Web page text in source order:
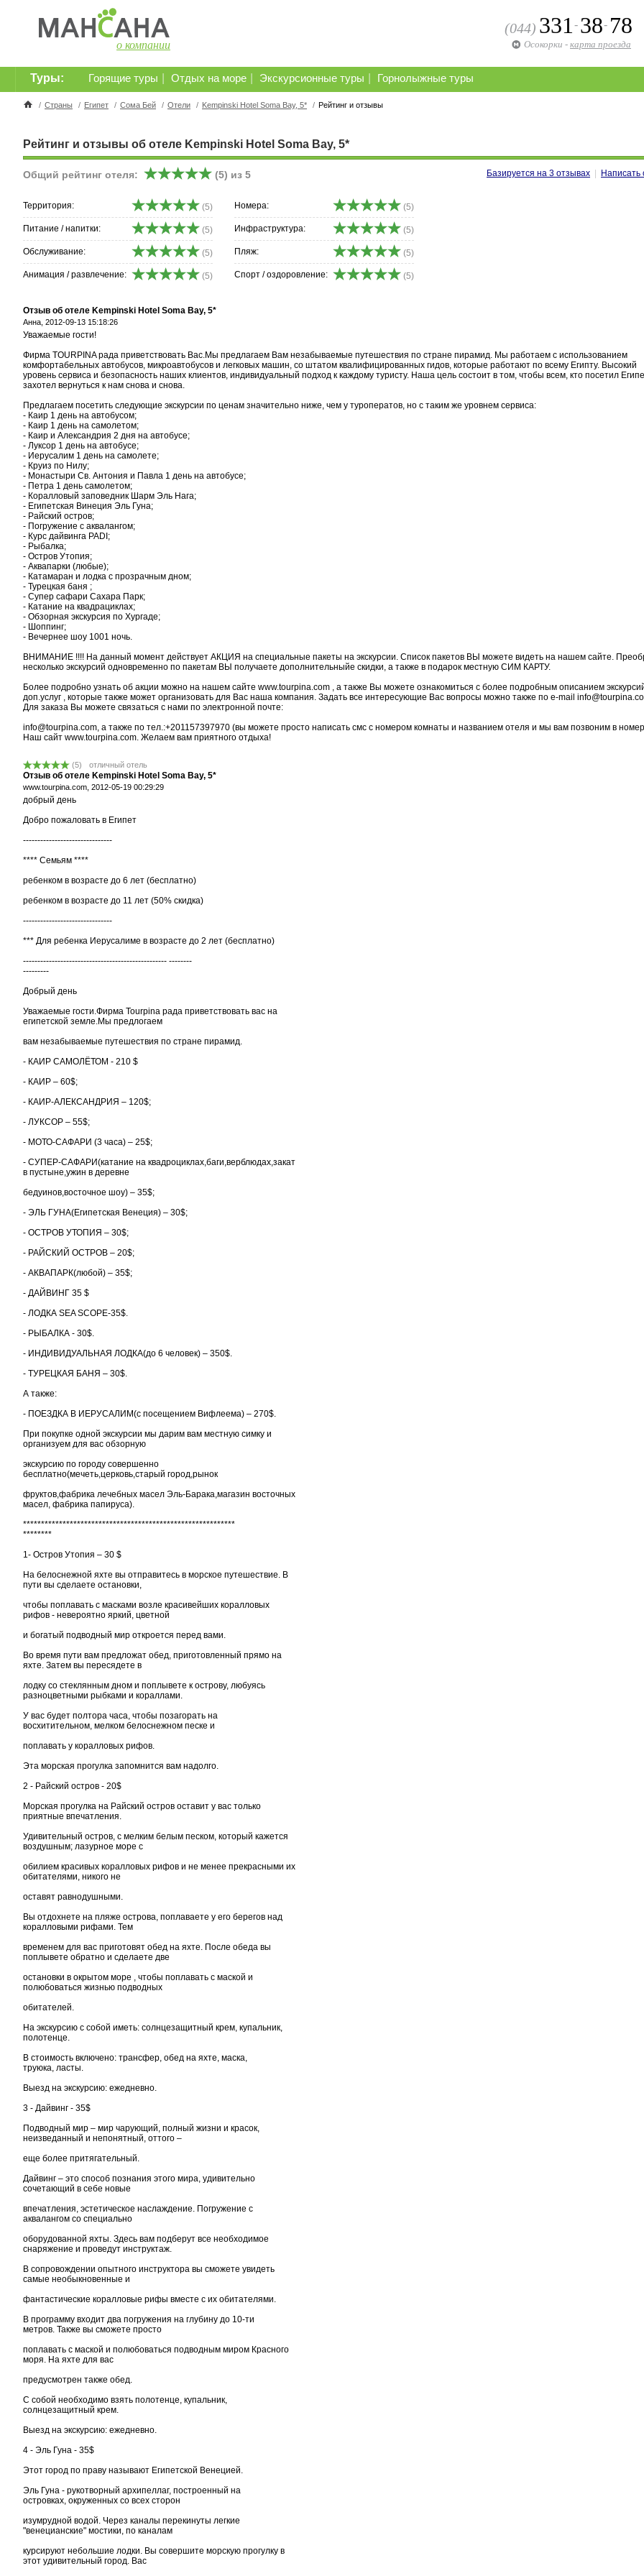
о компании
(044) 331 - 38- 78
Осокорки - карта проезда
Горящие туры Отдых на море Экскурсионные туры Горнолыжные туры
Туры:
/ Страны / Египет / Сома Бей / Отели / Kempinski Hotel Soma Bay, 5* / Рейтинг и отзывы
Рейтинг и отзывы об отеле Kempinski Hotel Soma Bay, 5*
Общий рейтинг отеля: (5) из 5 Базируется на 3 отзывах Написать
Территория: (5) Номера: (5)
Питание / напитки: (5) Инфраструктура: (5)
Обслуживание: (5) Пляж: (5)
Анимация / развлечение: (5) Спорт / оздоровление: (5)
Отзыв об отеле Kempinski Hotel Soma Bay, 5*
Анна, 2012-09-13 15:18:26
Уважаемые гости!
Фирма TOURPINA рада приветствовать Вас.Мы предлагаем Вам незабываемые путешествия по стране пирамид. Мы работаем с использованием
комфортабельных автобусов, микроавтобусов и легковых машин, со штатом квалифицированных гидов, которые работают по всему Египту. Высокий
уровень сервиса и безопасность наших клиентов, индивидуальный подход к каждому туристу. Наша цель состоит в том, чтобы всем, кто посетил
захотел вернуться к нам снова и снова.
Предлагаем посетить следующие экскурсии по ценам значительно ниже, чем у туроператов, но с таким же уровнем сервиса:
- Каир 1 день на автобусом;
- Каир 1 день на самолетом;
- Каир и Александрия 2 дня на автобусе;
- Луксор 1 день на автобусе;
- Иерусалим 1 день на самолете;
- Круиз по Нилу;
- Монастыри Св. Антония и Павла 1 день на автобусе;
- Петра 1 день самолетом;
- Коралловый заповедник Шарм Эль Нага;
- Египетская Винеция Эль Гуна;
- Райский остров;
- Погружение с аквалангом;
- Курс дайвинга PADI;
- Рыбалка;
- Остров Утопия;
- Аквапарки (любые);
- Катамаран и лодка с прозрачным дном;
- Турецкая баня ;
- Супер сафари Сахара Парк;
- Катание на квадрациклах;
- Обзорная экскурсия по Хургаде;
- Шоппинг;
- Вечернее шоу 1001 ночь.
ВНИМАНИЕ !!!! На данный момент действует АКЦИЯ на специальные пакеты на экскурсии. Список пакетов ВЫ можете видеть на нашем сайте.
несколько экскурсий одновременно по пакетам ВЫ получаете дополнительныйе скидки, а также в подарок местную СИМ КАРТУ.
Более подробно узнать об акции можно на нашем сайте www.tourpina.com , а также Вы можете ознакомиться с более подробным описанием
доп.услуг , которые также может организовать для Вас наша компания. Задать все интересующие Вас вопросы можно также по e-mail
Для заказа Вы можете связаться с нами по электронной почте:
info@tourpina.com, а также по тел.:+201157397970 (вы можете просто написать смс с номером комнаты и названием отеля и мы вам позвоним в
Наш сайт www.tourpina.com. Желаем вам приятного отдыха!
(5) отличный отель
Отзыв об отеле Kempinski Hotel Soma Bay, 5*
www.tourpina.com, 2012-05-19 00:29:29
добрый день
Добро пожаловать в Египет
-------------------------------
**** Семьям ****
ребенком в возрасте до 6 лет (бесплатно)
ребенком в возрасте до 11 лет (50% скидка)
-------------------------------
*** Для ребенка Иерусалиме в возрасте до 2 лет (бесплатно)
-------------------------------------------------- --------
---------
Добрый день
Уважаемые гости.Фирма Tourpina рада приветствовать вас на
египетской земле.Мы предлогаем
вам незабываемые путешествия по стране пирамид.
- КАИР САМОЛЁТОМ - 210 $
- КАИР – 60$;
- КАИР-АЛЕКСАНДРИЯ – 120$;
- ЛУКСОР – 55$;
- МОТО-САФАРИ (3 часа) – 25$;
- СУПЕР-САФАРИ(катание на квадроциклах,баги,верблюдах,закат
в пустыне,ужин в деревне
бедуинов,восточное шоу) – 35$;
- ЭЛЬ ГУНА(Египетская Венеция) – 30$;
- ОСТРОВ УТОПИЯ – 30$;
- РАЙСКИЙ ОСТРОВ – 20$;
- АКВАПАРК(любой) – 35$;
- ДАЙВИНГ 35 $
- ЛОДКА SEA SCOPE-35$.
- РЫБАЛКА - 30$.
- ИНДИВИДУАЛЬНАЯ ЛОДКА(до 6 человек) – 350$.
- ТУРЕЦКАЯ БАНЯ – 30$.
А также:
- ПОЕЗДКА В ИЕРУСАЛИМ(с посещением Вифлеема) – 270$.
При покупке одной экскурсии мы дарим вам местную симку и
организуем для вас обзорную
экскурсию по городу совершенно
бесплатно(мечеть,церковь,старый город,рынок
фруктов,фабрика лечебных масел Эль-Барака,магазин восточных
масел, фабрика папируса).
***********************************************************
********
1- Остров Утопия – 30 $
На белоснежной яхте вы отправитесь в морское путешествие. В
пути вы сделаете остановки,
чтобы поплавать с масками возле красивейших коралловых
рифов - невероятно яркий, цветной
и богатый подводный мир откроется перед вами.
Во время пути вам предложат обед, приготовленный прямо на
яхте. Затем вы пересядете в
лодку со стеклянным дном и поплывете к острову, любуясь
разноцветными рыбками и кораллами.
У вас будет полтора часа, чтобы позагорать на
восхитительном, мелком белоснежном песке и
поплавать у коралловых рифов.
Эта морская прогулка запомнится вам надолго.
2 - Райский остров - 20$
Морская прогулка на Райский остров оставит у вас только
приятные впечатления.
Удивительный остров, с мелким белым песком, который кажется
воздушным; лазурное море с
обилием красивых коралловых рифов и не менее прекрасными их
обитателями, никого не
оставят равнодушными.
Вы отдохнете на пляже острова, поплаваете у его берегов над
коралловыми рифами. Тем
временем для вас приготовят обед на яхте. После обеда вы
поплывете обратно и сделаете две
остановки в окрытом море , чтобы поплавать с маской и
полюбоваться жизнью подводных
обитателей.
На экскурсию с собой иметь: солнцезащитный крем, купальник,
полотенце.
В стоимость включено: трансфер, обед на яхте, маска,
труюка, ласты.
Выезд на экскурсию: ежедневно.
3 - Дайвинг - 35$
Подводный мир – мир чарующий, полный жизни и красок,
неизведанный и непонятный, оттого –
еще более притягательный.
Дайвинг – это способ познания этого мира, удивительно
сочетающий в себе новые
впечатления, эстетическое наслаждение. Погружение с
аквалангом со специально
оборудованной яхты. Здесь вам подберут все необходимое
снаряжение и проведут инструктаж.
В сопровождении опытного инструктора вы сможете увидеть
самые необыкновенные и
фантастические коралловые рифы вместе с их обитателями.
В программу входит два погружения на глубину до 10-ти
метров. Также вы сможете просто
поплавать с маской и полюбоваться подводным миром Красного
моря. На яхте для вас
предусмотрен также обед.
С собой необходимо взять полотенце, купальник,
солнцезащитный крем.
Выезд на экскурсию: ежедневно.
4 - Эль Гуна - 35$
Этот город по праву называют Египетской Венецией.
Эль Гуна - рукотворный архипеллаг, построенный на
островках, окруженных со всех сторон
изумрудной водой. Через каналы перекинуты легкие
"венецианские" мостики, по каналам
курсируют небольшие лодки. Вы совершите морскую прогулку в
этот удивительный город. Вас